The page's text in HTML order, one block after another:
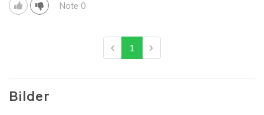
Note 0
1
Bilder